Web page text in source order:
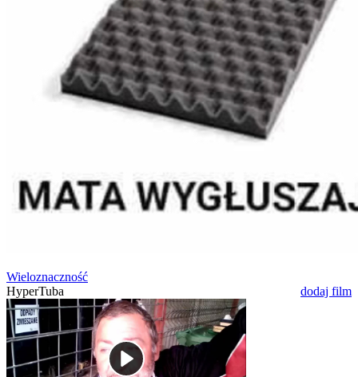
Wieloznaczność
HyperTuba
dodaj film